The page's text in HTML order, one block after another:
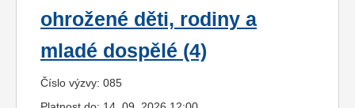
ohrožené děti, rodiny a
mladé dospělé (4)
Číslo výzvy: 085